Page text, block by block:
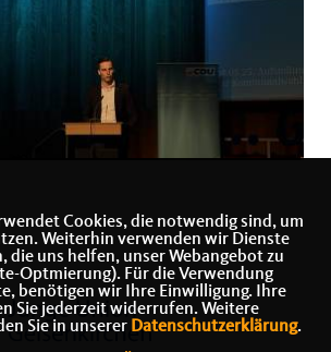
Cookies, die notwendig sind, um
Weiterhin verwenden wir Dienste
uns helfen, unser Webangebot zu
Optmierung). Für die Verwendung
benötigen wir Ihre Einwilligung. Ihre
Sie jederzeit widerrufen. Weitere
Sie in unserer Datenschutzerklärung.